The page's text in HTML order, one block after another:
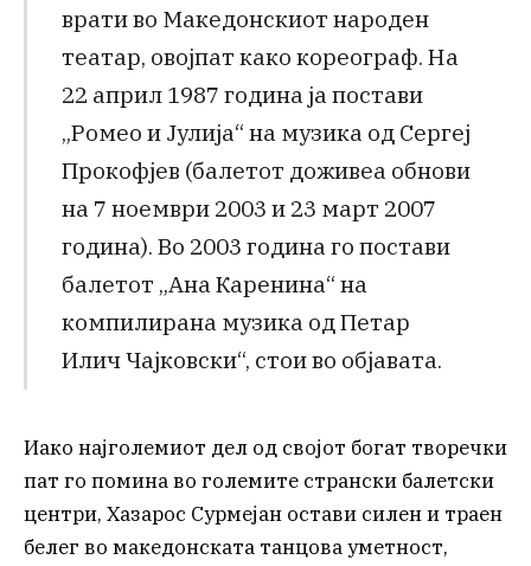
врати во Македонскиот народен
театар, овојпат како кореограф. На
22 април 1987 година ја постави
„Ромео и Јулија“ на музика од Сергеј
Прокофјев (балетот доживеа обнови
на 7 ноември 2003 и 23 март 2007
година). Во 2003 година го постави
балетот „Ана Каренина“ на
компилирана музика од Петар
Илич Чајковски“, стои во објавата.
Иако најголемиот дел од својот богат творечки
пат го помина во големите странски балетски
центри, Хазарос Сурмејан остави силен и траен
белег во македонската танцова уметност,